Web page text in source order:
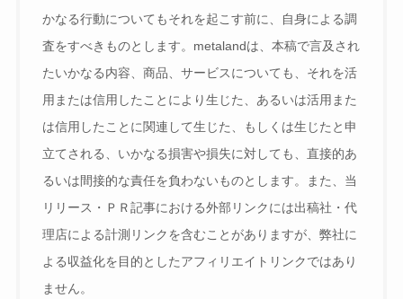
かなる行動についてもそれを起こす前に、自身による調
査をすべきものとします。metalandは、本稿で言及され
たいかなる内容、商品、サービスについても、それを活
用または信用したことにより生じた、あるいは活用また
は信用したことに関連して生じた、もしくは生じたと申
立てされる、いかなる損害や損失に対しても、直接的あ
るいは間接的な責任を負わないものとします。また、当
リリース・ＰＲ記事における外部リンクには出稿社・代
理店による計測リンクを含むことがありますが、弊社に
よる収益化を目的としたアフィリエイトリンクではあり
ません。